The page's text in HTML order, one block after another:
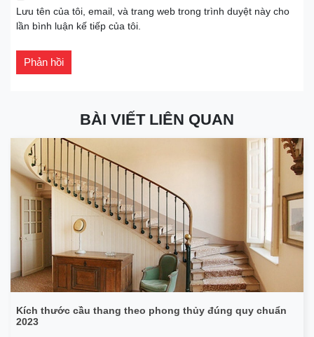
Lưu tên của tôi, email, và trang web trong trình duyệt này cho
lần bình luận kế tiếp của tôi.
BÀI VIẾT LIÊN QUAN
Kích thước cầu thang theo phong thủy đúng quy chuẩn
2023